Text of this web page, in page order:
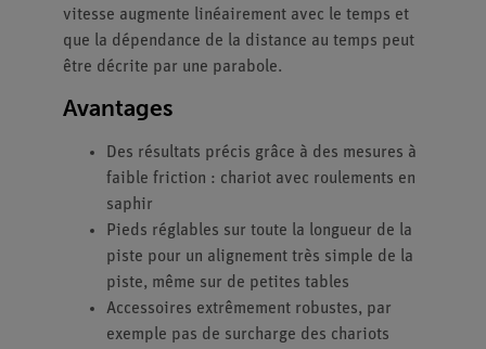
vitesse augmente linéairement avec le temps et
que la dépendance de la distance au temps peut
être décrite par une parabole.
Avantages
Des résultats précis grâce à des mesures à
faible friction : chariot avec roulements en
saphir
Pieds réglables sur toute la longueur de la
piste pour un alignement très simple de la
piste, même sur de petites tables
Accessoires extrêmement robustes, par
exemple pas de surcharge des chariots